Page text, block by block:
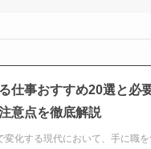
仕事おすすめ20選と必
意点を徹底解説
化する現代において、手に職